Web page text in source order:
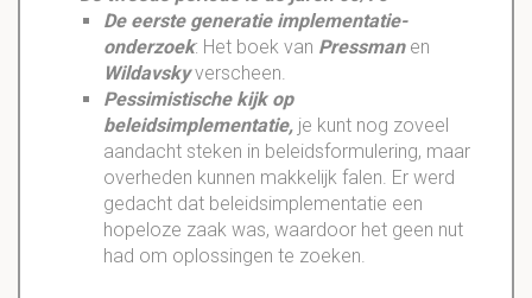
De eerste generatie implementatie-
onderzoek: Het boek van Pressmanen
Wildavskyverscheen.
Pessimistische kijk op
beleidsimplementatie, je kunt nog zoveel
aandacht steken in beleidsformulering, maar
overheden kunnen makkelijk falen. Er werd
gedacht dat beleidsimplementatie een
hopeloze zaak was, waardoor het geen nut
had om oplossingen te zoeken.